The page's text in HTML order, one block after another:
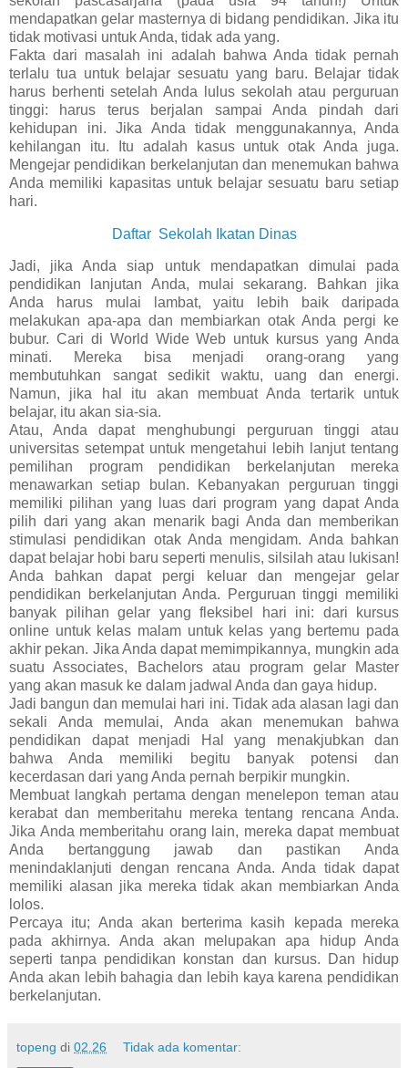
mendapatkan gelar masternya di bidang pendidikan. Jika itu
tidak motivasi untuk Anda, tidak ada yang.
Fakta dari masalah ini adalah bahwa Anda tidak pernah
terlalu tua untuk belajar sesuatu yang baru. Belajar tidak
harus berhenti setelah Anda lulus sekolah atau perguruan
tinggi: harus terus berjalan sampai Anda pindah dari
kehidupan ini. Jika Anda tidak menggunakannya, Anda
kehilangan itu. Itu adalah kasus untuk otak Anda juga.
Mengejar pendidikan berkelanjutan dan menemukan bahwa
Anda memiliki kapasitas untuk belajar sesuatu baru setiap
hari.
Daftar Sekolah Ikatan Dinas
Jadi, jika Anda siap untuk mendapatkan dimulai pada
pendidikan lanjutan Anda, mulai sekarang. Bahkan jika
Anda harus mulai lambat, yaitu lebih baik daripada
melakukan apa-apa dan membiarkan otak Anda pergi ke
bubur. Cari di World Wide Web untuk kursus yang Anda
minati. Mereka bisa menjadi orang-orang yang
membutuhkan sangat sedikit waktu, uang dan energi.
Namun, jika hal itu akan membuat Anda tertarik untuk
belajar, itu akan sia-sia.
Atau, Anda dapat menghubungi perguruan tinggi atau
universitas setempat untuk mengetahui lebih lanjut tentang
pemilihan program pendidikan berkelanjutan mereka
menawarkan setiap bulan. Kebanyakan perguruan tinggi
memiliki pilihan yang luas dari program yang dapat Anda
pilih dari yang akan menarik bagi Anda dan memberikan
stimulasi pendidikan otak Anda mengidam. Anda bahkan
dapat belajar hobi baru seperti menulis, silsilah atau lukisan!
Anda bahkan dapat pergi keluar dan mengejar gelar
pendidikan berkelanjutan Anda. Perguruan tinggi memiliki
banyak pilihan gelar yang fleksibel hari ini: dari kursus
online untuk kelas malam untuk kelas yang bertemu pada
akhir pekan. Jika Anda dapat memimpikannya, mungkin ada
suatu Associates, Bachelors atau program gelar Master
yang akan masuk ke dalam jadwal Anda dan gaya hidup.
Jadi bangun dan memulai hari ini. Tidak ada alasan lagi dan
sekali Anda memulai, Anda akan menemukan bahwa
pendidikan dapat menjadi Hal yang menakjubkan dan
bahwa Anda memiliki begitu banyak potensi dan
kecerdasan dari yang Anda pernah berpikir mungkin.
Membuat langkah pertama dengan menelepon teman atau
kerabat dan memberitahu mereka tentang rencana Anda.
Jika Anda memberitahu orang lain, mereka dapat membuat
Anda bertanggung jawab dan pastikan Anda
menindaklanjuti dengan rencana Anda. Anda tidak dapat
memiliki alasan jika mereka tidak akan membiarkan Anda
lolos.
Percaya itu; Anda akan berterima kasih kepada mereka
pada akhirnya. Anda akan melupakan apa hidup Anda
seperti tanpa pendidikan konstan dan kursus. Dan hidup
Anda akan lebih bahagia dan lebih kaya karena pendidikan
berkelanjutan.
topeng di 02.26 Tidak ada komentar: